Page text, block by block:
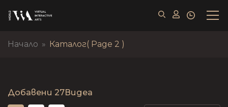
Начало » Каталог( Page 2 )
Добавени 27Видеа